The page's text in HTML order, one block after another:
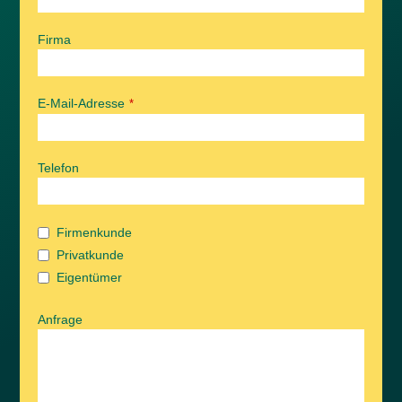
Firma
E-Mail-Adresse *
Telefon
Firmenkunde
Privatkunde
Eigentümer
Anfrage